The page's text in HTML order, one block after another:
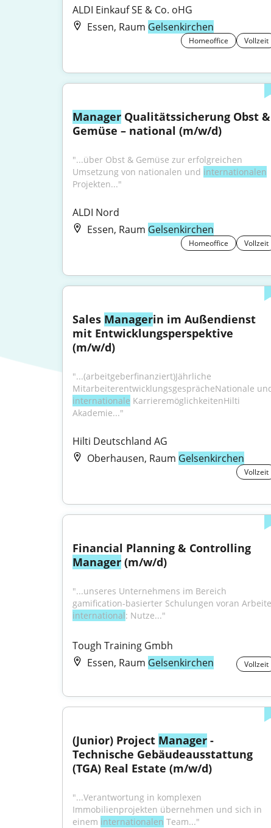
ALDI Einkauf SE & Co. oHG
Essen, Raum Gelsenkirchen
Homeoffice Vollzeit
Manager Qualitätssicherung Obst &
Gemüse – national (m/w/d)
"...über Obst & Gemüse zur erfolgreichen
Umsetzung von nationalen und internationalen
Projekten..."
ALDI Nord
Essen, Raum Gelsenkirchen
Homeoffice Vollzeit
Sales Managerin im Außendienst
mit Entwicklungsperspektive
(m/w/d)
"...(arbeitgeberfinanziert)Jährliche
internationale KarrieremöglichkeitenHilti
Akademie..."
Hilti Deutschland AG
Oberhausen, Raum Gelsenkirchen
Vollzeit
Manager (m/w/d)
"...unseres Unternehmens im Bereich
international: Nutze..."
Tough Training Gmbh
Essen, Raum Gelsenkirchen Vollzeit
(Junior) Project Manager -
Technische Gebäudeausstattung
(TGA) Real Estate (m/w/d)
"...Verantwortung in komplexen
Immobilienprojekten übernehmen und sich in
einem internationalen Team..."